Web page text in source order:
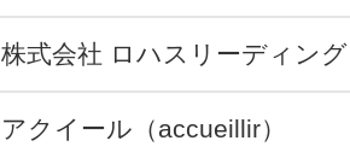
株式会社 ロハスリーディング
アクイール（accueillir）